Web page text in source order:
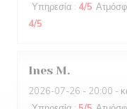
Υπηρεσία : 4/5
4/5
Ines M
2026-07-26 - 20:00 -